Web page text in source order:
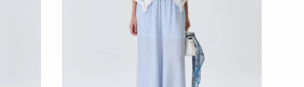
ДОБАВИТЬ В КОРЗИНУ
46